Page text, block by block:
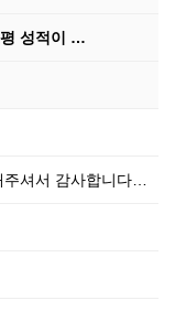
평 성적이 …
셔서 감사합니다…